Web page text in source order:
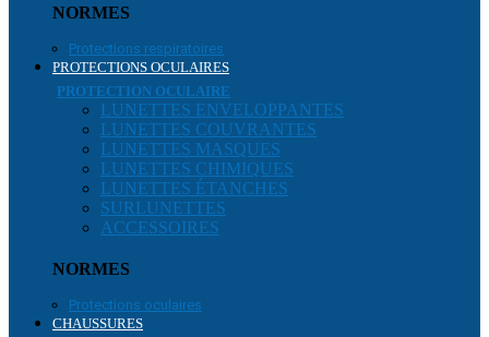
NORMES
Protections respiratoires
PROTECTIONS OCULAIRES
PROTECTION OCULAIRE
LUNETTES ENVELOPPANTES
LUNETTES COUVRANTES
LUNETTES MASQUES
LUNETTES CHIMIQUES
LUNETTES ÉTANCHES
SURLUNETTES
ACCESSOIRES
NORMES
Protections oculaires
CHAUSSURES